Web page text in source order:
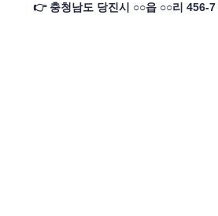
👉 충청남도 당진시 ○○읍 ○○리 456-7